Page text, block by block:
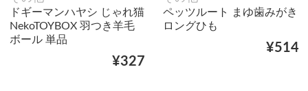
ドギーマンハヤシ じゃれ猫
NekoTOYBOX 羽つき羊毛
ボール 単品
¥327
ペッツルート まゆ歯みがき
ロングひも
¥514